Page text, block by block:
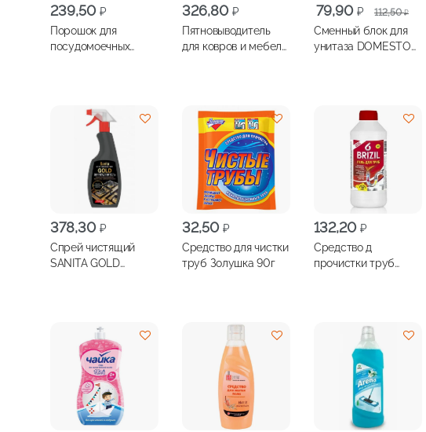
239,50 ₽
Порошок для
посудомоечных
326,80 ₽
Пятновыводитель
для ковров и мебели
112,50₽
Первоначальная
цена
составляла
79,90 ₽
Текущая
цена:
79,90 ₽.
Сменный блок для
унитаза DOMESTOS
378,30 ₽
Спрей чистящий
SANITA GOLD
32,50 ₽
Средство для чистки
труб Золушка 90г
132,20 ₽
Средство д
прочистки труб